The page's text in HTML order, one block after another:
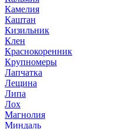
Камелия
Каштан
Кизильник
Клен
Краснокоренник
Крупномеры
Лапчатка
Лещина
Липа
Лох
Магнолия
Миндаль